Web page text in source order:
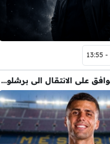
عاجل : رودري يوافق على الانتقال الى برشلونة.. 3 أسباب وراء قراره